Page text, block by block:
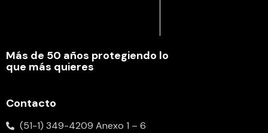
Más de 50 años protegiendo lo
que más quieres
Contacto
(51-1) 349-4209 Anexo 1 – 6